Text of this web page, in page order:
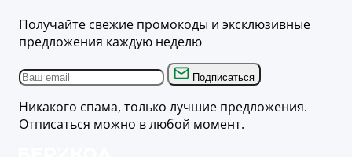
Получайте свежие промокоды и эксклюзивные
предложения каждую неделю
Подписаться
Никакого спама, только лучшие предложения.
Отписаться можно в любой момент.